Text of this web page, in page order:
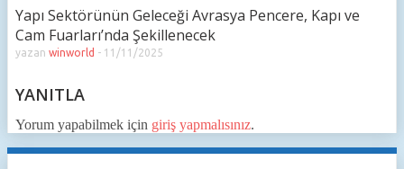
Yapı Sektörünün Geleceği Avrasya Pencere, Kapı ve
Cam Fuarları’nda Şekillenecek
yazan winworld - 11/11/2025
YANITLA
Yorum yapabilmek için giriş yapmalısınız.